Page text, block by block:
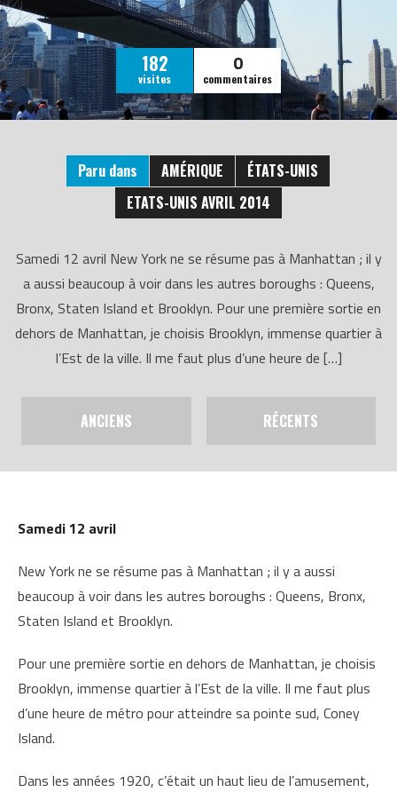
182
visites
0
commentaires
Paru dans AMÉRIQUE
ÉTATS-UNIS
ETATS-UNIS AVRIL 2014
Samedi 12 avril New York ne se résume pas à Manhattan ; il y
a aussi beaucoup à voir dans les autres boroughs : Queens,
Bronx, Staten Island et Brooklyn. Pour une première sortie en
dehors de Manhattan, je choisis Brooklyn, immense quartier à
l’Est de la ville. Il me faut plus d’une heure de […]
ANCIENS RÉCENTS
Samedi 12 avril
New York ne se résume pas à Manhattan ; il y a aussi
beaucoup à voir dans les autres boroughs : Queens, Bronx,
Staten Island et Brooklyn.
Pour une première sortie en dehors de Manhattan, je choisis
Brooklyn, immense quartier à l’Est de la ville. Il me faut plus
d’une heure de métro pour atteindre sa pointe sud, Coney
Island.
Dans les années 1920, c’était un haut lieu de l’amusement,